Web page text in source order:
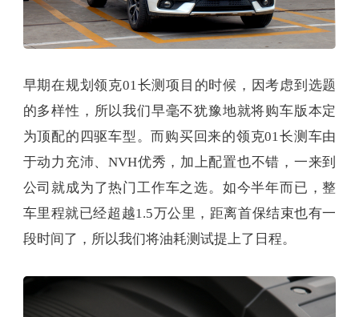
早期在规划领克01长测项目的时候，因考虑到选题
的多样性，所以我们早毫不犹豫地就将购车版本定
为顶配的四驱车型。而购买回来的领克01长测车由
于动力充沛、NVH优秀，加上配置也不错，一来到
公司就成为了热门工作车之选。如今半年而已，整
车里程就已经超越1.5万公里，距离首保结束也有一
段时间了，所以我们将油耗测试提上了日程。